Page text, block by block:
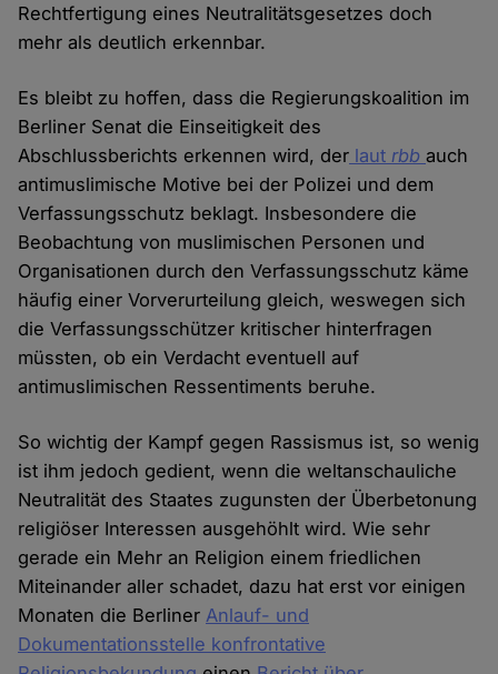
Rechtfertigung eines Neutralitätsgesetzes doch
mehr als deutlich erkennbar.
Es bleibt zu hoffen, dass die Regierungskoalition im
Berliner Senat die Einseitigkeit des
Abschlussberichts erkennen wird, der lautrbb auch
antimuslimische Motive bei der Polizei und dem
Verfassungsschutz beklagt. Insbesondere die
Beobachtung von muslimischen Personen und
Organisationen durch den Verfassungsschutz käme
häufig einer Vorverurteilung gleich, weswegen sich
die Verfassungsschützer kritischer hinterfragen
müssten, ob ein Verdacht eventuell auf
antimuslimischen Ressentiments beruhe.
So wichtig der Kampf gegen Rassismus ist, so wenig
ist ihm jedoch gedient, wenn die weltanschauliche
Neutralität des Staates zugunsten der Überbetonung
religiöser Interessen ausgehöhlt wird. Wie sehr
gerade ein Mehr an Religion einem friedlichen
Miteinander aller schadet, dazu hat erst vor einigen
Monaten die BerlinerAnlauf- und
Dokumentationsstelle konfrontative